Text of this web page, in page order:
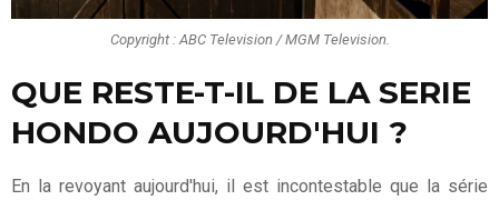
Copyright : ABC Television / MGM Television.
QUE RESTE-T-IL DE LA SERIE
HONDO AUJOURD'HUI ?
En la revoyant aujourd'hui, il est incontestable que la série